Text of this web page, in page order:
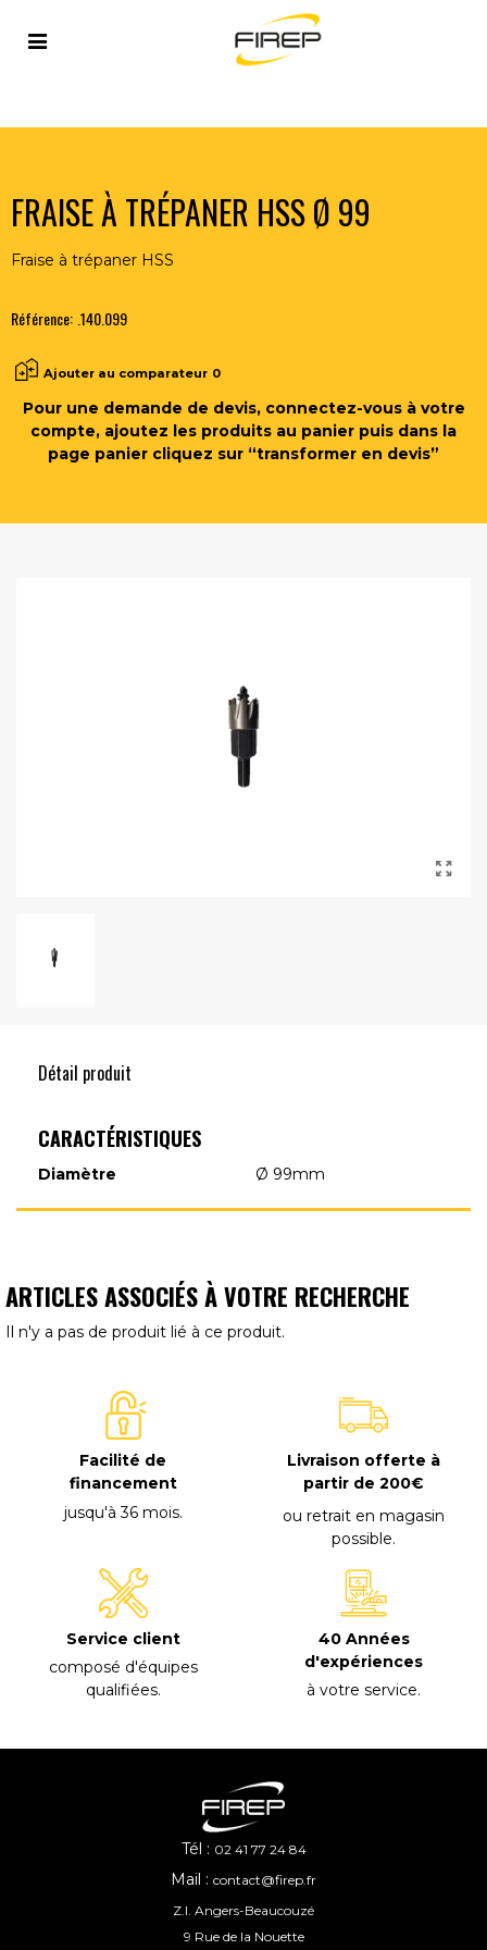
Accueil OUTILLAGE DU SOUDEUR >
FRAISE À TRÉPANER HSS Ø 99
FRAISE À TRÉPANER HSS Ø 99
Fraise à trépaner HSS
Référence: .140.099
Ajouter au comparateur 0
Pour une demande de devis, connectez-vous à votre
compte, ajoutez les produits au panier puis dans la
page panier cliquez sur “transformer en devis”
Détail produit
CARACTÉRISTIQUES
Diamètre Ø 99mm
ARTICLES ASSOCIÉS À VOTRE RECHERCHE
Il n'y a pas de produit lié à ce produit.
Facilité de
financement
jusqu'à 36 mois.
Livraison offerte à
partir de 200€
ou retrait en magasin
possible.
Service client
composé d'équipes
qualifiées.
40 Années
d'expériences
à votre service.
Tél : 02 41 77 24 84
Mail : contact@firep.fr
Z.I. Angers-Beaucouzé
9 Rue de la Nouette